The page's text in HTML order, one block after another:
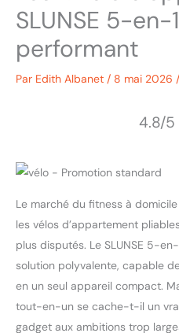
SLUNSE 5-en-
performant
Par Edith Albanet / 8 mai 2026 /
4.8/
Le marché du fitness à
les vélos d’appartement
plus disputés. Le SLUNSE 5-
solution polyvalente, capable
en un seul appareil compact.
tout-en-un se cache-t-il un
gadget aux ambitions trop